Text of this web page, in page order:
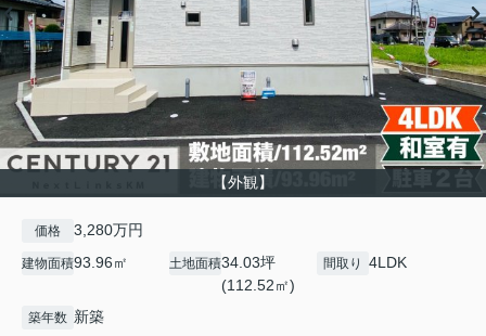
【外観】
価格 3,280万円
建物面積93.96㎡ 土地面積34.03坪
(112.52㎡)
間取り 4LDK
築年数 新築